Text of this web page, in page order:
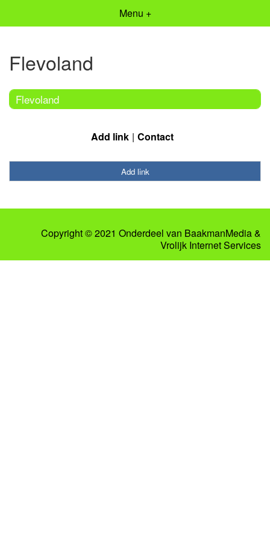
Menu +
Flevoland
Flevoland
Add link Contact
Add link
Copyright © 2021 Onderdeel van BaakmanMedia&
Vrolijk Internet Services